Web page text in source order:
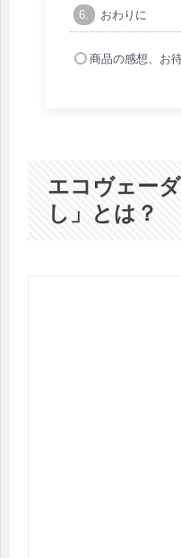
おわりに
商品の感想、お
エコヴェー
し」とは？